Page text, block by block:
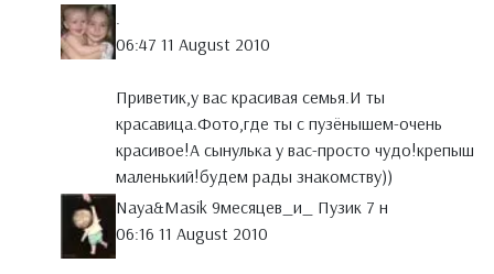
.
06:47 11 August 2010
Приветик,у вас красивая семья.И ты
красавица.Фото,где ты с пузёнышем-очень
красивое!А сынулька у вас-просто чудо!крепыш
маленький!будем рады знакомству))
Naya&Masik 9месяцев_и_ Пузик 7 н
06:16 11 August 2010